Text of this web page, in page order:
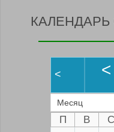
< <
Месяц
П В С